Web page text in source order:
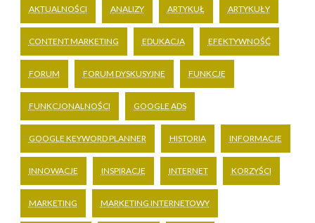
AKTUALNOŚCI ANALIZY ARTYKUŁ ARTYKUŁY
CONTENT MARKETING EDUKACJA EFEKTYWNOŚĆ
FORUM FORUM DYSKUSYJNE FUNKCJE
FUNKCJONALNOŚCI GOOGLE ADS
GOOGLE KEYWORD PLANNER HISTORIA INFORMACJE
INNOWACJE INSPIRACJE INTERNET KORZYŚCI
MARKETING MARKETING INTERNETOWY